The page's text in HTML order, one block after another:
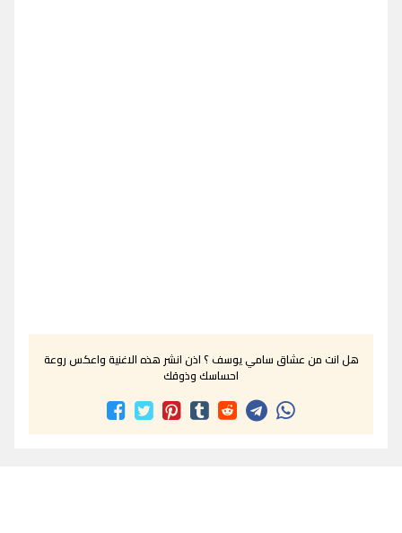
هل انت من عشاق سامي يوسف ؟ اذن انشر هذه الاغنية واعكس روعة
احساسك وذوقك